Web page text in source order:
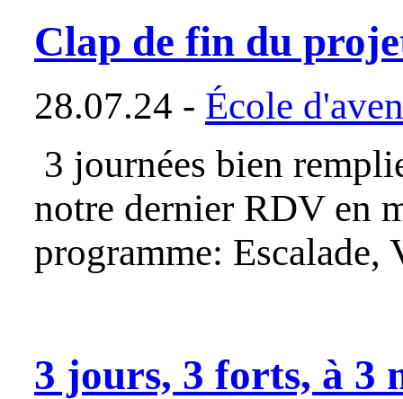
Clap de fin du
28.07.24 - École
3 journées bien
notre dernier RDV en
programme:
3 jours, 3 forts, à 3